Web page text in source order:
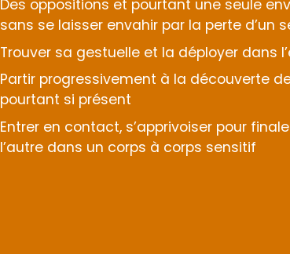
Des oppositions et pourtant une seule
sans se laisser envahir par la perte d’un
Trouver sa gestuelle et la déployer dans
Partir progressivement à la découverte
pourtant si présent
Entrer en contact, s’apprivoiser pour
l’autre dans un corps à corps sensitif